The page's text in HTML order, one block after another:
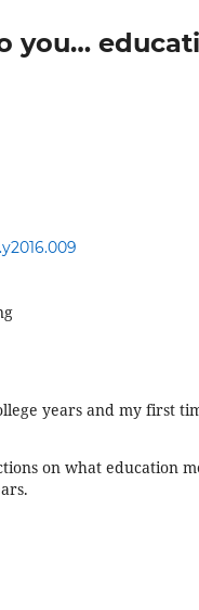
you…
years and my first
on what education